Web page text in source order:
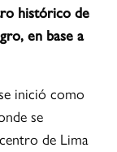
histórico de
en base a
inició como
se
de Lima